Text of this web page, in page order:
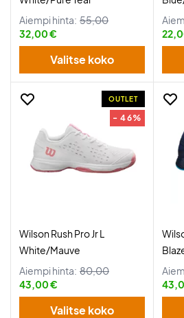
Aiempi hinta: 55,00
32,00 €
Valitse koko
OUTLET
- 46%
Wilson Rush Pro Jr L
White/Mauve
Aiempi hinta: 80,00
43,00 €
Valitse koko